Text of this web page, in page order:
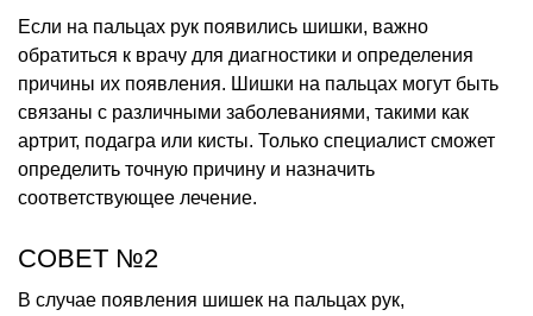
Если на пальцах рук появились шишки, важно
обратиться к врачу для диагностики и определения
причины их появления. Шишки на пальцах могут быть
связаны с различными заболеваниями, такими как
артрит, подагра или кисты. Только специалист сможет
определить точную причину и назначить
соответствующее лечение.
СОВЕТ №2
В случае появления шишек на пальцах рук,